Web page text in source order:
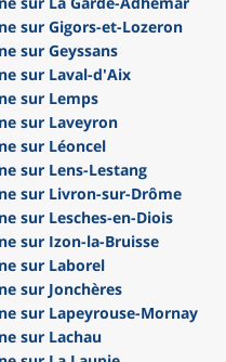
sur Gigors-et-Lozeron
sur Geyssans
sur Laval-d'Aix
sur Lemps
sur Laveyron
sur Léoncel
sur Lens-Lestang
sur Livron-sur-Drôme
sur Lesches-en-Diois
sur Izon-la-Bruisse
sur Laborel
sur Jonchères
sur Lapeyrouse-Mornay
sur Lachau